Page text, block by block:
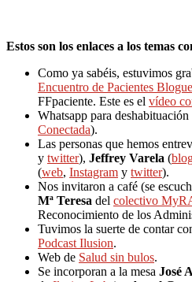
Estos son los enlaces a los temas
Como ya sabéis, estuvimos
Encuentro de Pacientes
FFpaciente. Este es el vídeo
Whatsapp para
Conectada).
Las personas que hemos
y twitter), Jeffrey Varela (
(web, Instagram y twitter).
Nos invitaron a café (se
Mª Teresa del colectivo
Reconocimiento de los
Tuvimos la suerte de contar
Podcast Ilusion.
Web de Salud sin bulos.
Se incorporan a la mesa José